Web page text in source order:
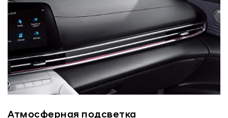
Атмосферная подсветка